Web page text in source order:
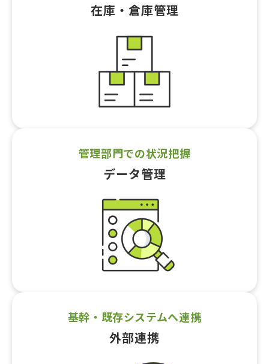
在庫・倉庫管理
管理部門での状況把握
データ管理
基幹・既存システムへ連携
外部連携